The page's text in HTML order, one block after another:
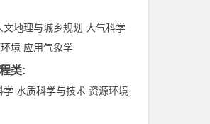
文地理与城乡规划 大气科学
境 应用气象学
类:
学 水质科学与技术 资源环境